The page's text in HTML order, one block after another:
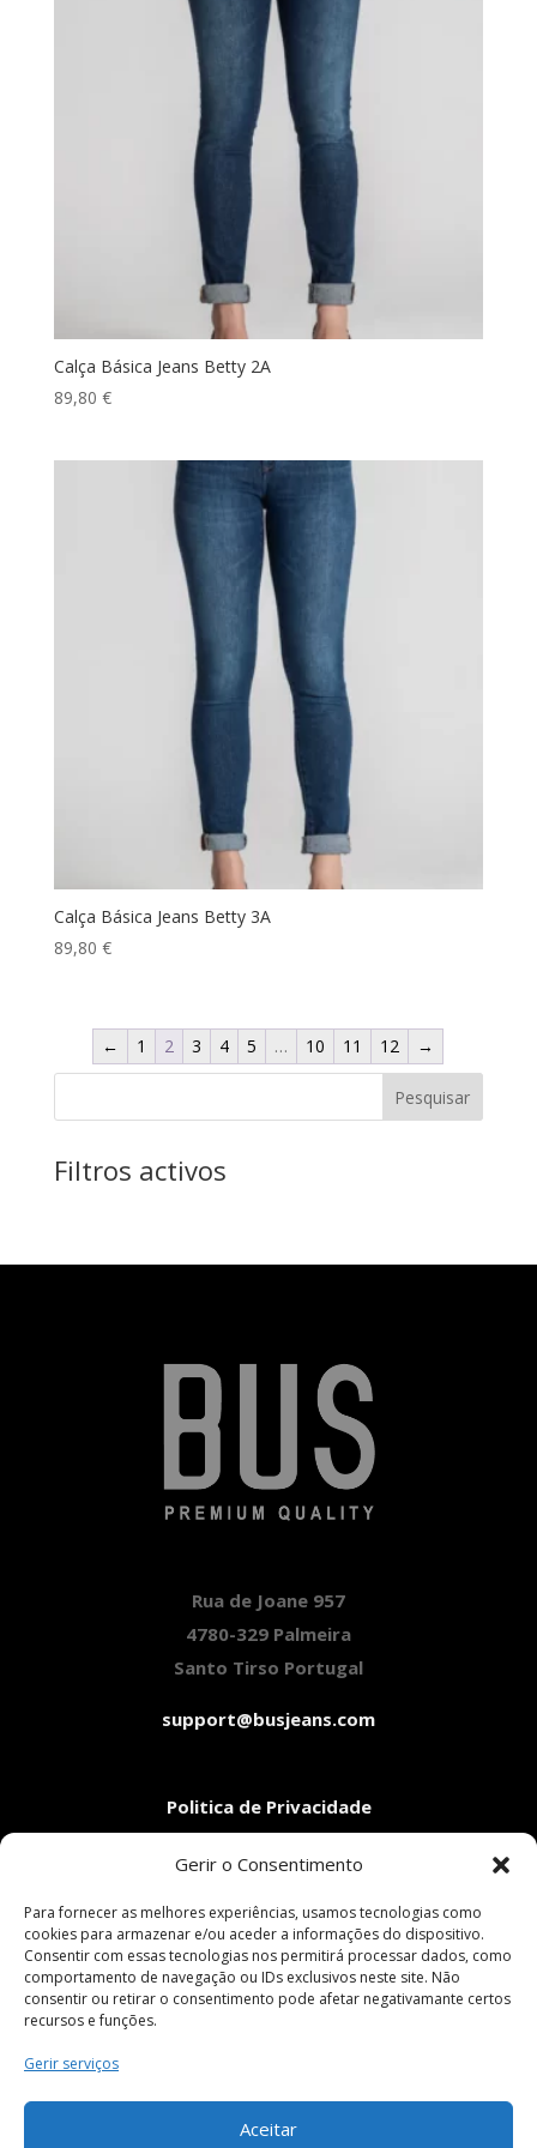
Gerir o Consentimento
Para fornecer as melhores experiências, usamos tecnologias como
cookies para armazenar e/ou aceder a informações do dispositivo.
Consentir com essas tecnologias nos permitirá processar dados, como
comportamento de navegação ou IDs exclusivos neste site. Não
consentir ou retirar o consentimento pode afetar negativamante certos
recursos e funções.
Gerir serviços
Aceitar
Calça Básica Jeans Betty 2A
89,80 €
Calça Básica Jeans Betty 3A
89,80 €
← 1 2 3 4 5 … 10 11 12 →
Pesquisar
Filtros activos
Rua de Joane 957
4780-329 Palmeira
Santo Tirso Portugal
support@busjeans.com
Politica de Privacidade
Aviso Legal
Condições Gerais de Venda
Livro de Reclamações
Pagamentos Seguros
Siga-nos em: